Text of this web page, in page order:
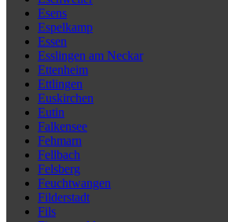
Esens
Espelkamp
Essen
Esslingen am Neckar
Ettenheim
Ettlingen
Euskirchen
Eutin
Falkensee
Fehmarn
Fellbach
Felsberg
Feuchtwangen
Filderstadt
Fils